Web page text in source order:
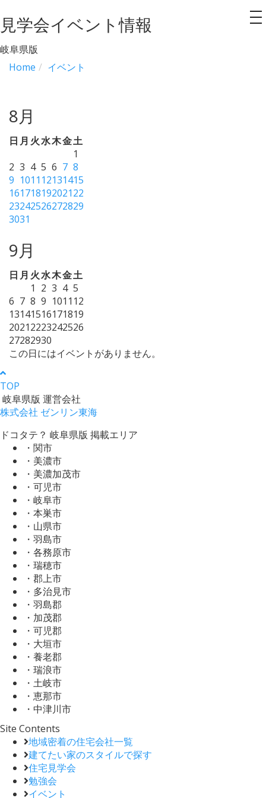
見学会イベント情報
岐阜県版
Home
イベント
8月
日 月 火水木金土
1
2 3 4 5 6 7 8
9 1011 12131415
16171819202122
23242526272829
3031
9月
日 月 火水木金土
1 2 3 4 5
6 7 8 9 1011 12
13141516171819
20212223242526
27282930
この日にはイベントがありません。
TOP
岐阜県版 運営会社
株式会社 ゼンリン東海
ドコタテ？ 岐阜県版 掲載エリア
・関市
・美濃市
・美濃加茂市
・可児市
・岐阜市
・本巣市
・山県市
・羽島市
・各務原市
・瑞穂市
・郡上市
・多治見市
・羽島郡
・加茂郡
・可児郡
・大垣市
・養老郡
・瑞浪市
・土岐市
・恵那市
・中津川市
Site Contents
地域密着の住宅会社一覧
建てたい家のスタイルで探す
住宅見学会
勉強会
イベント